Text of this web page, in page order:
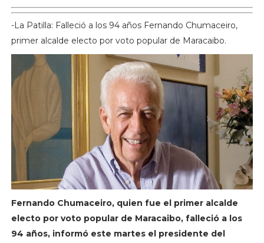
-La Patilla: Falleció a los 94 años Fernando Chumaceiro,
primer alcalde electo por voto popular de Maracaibo.
Fernando Chumaceiro, quien fue el primer alcalde
electo por voto popular de Maracaibo, falleció a los
94 años, informó este martes el presidente del